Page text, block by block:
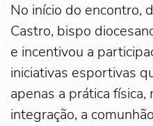
No início do encontro,
Castro, bispo
e incentivou a
iniciativas esportivas
apenas a prática
integração, a